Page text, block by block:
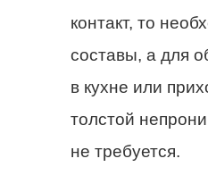
контакт, то
составы, а для
в кухне или
толстой
не требуется.